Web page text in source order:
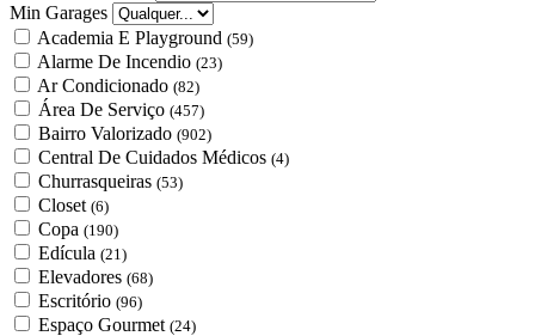
Min Garages
Academia E Playground (59)
Alarme De Incendio (23)
Ar Condicionado (82)
Área De Serviço (457)
Bairro Valorizado (902)
Central De Cuidados Médicos (4)
Churrasqueiras (53)
Closet (6)
Copa (190)
Edícula (21)
Elevadores (68)
Escritório (96)
Espaço Gourmet (24)